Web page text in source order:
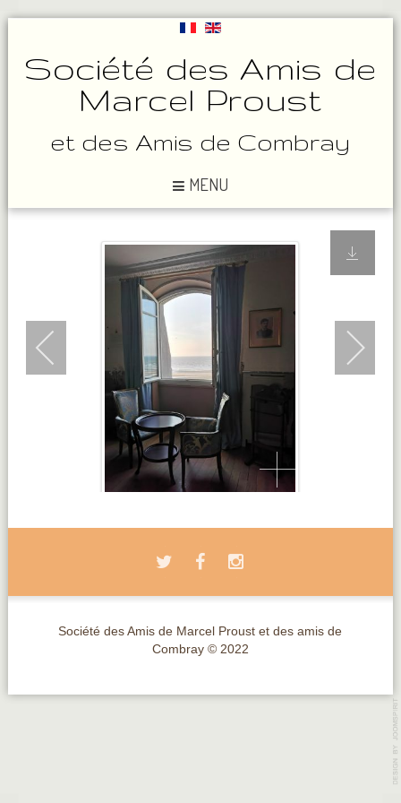
Société des Amis de
Marcel Proust
et des Amis de Combray
MENU
Société des Amis de Marcel Proust et des amis de
Combray © 2022